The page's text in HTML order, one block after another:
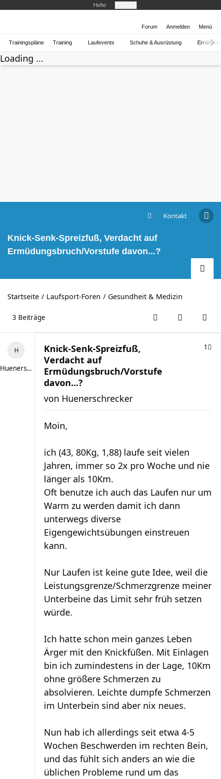
Hefte
Forum Anmelden Menü
Trainingspläne Training Laufevents Schuhe & Ausrüstung
Loading ...
Kontakt
Knick-Senk-Spreizfuß, Verdacht auf
Ermüdungsbruch/Vorstufe davon...?
Startseite Laufsport-Foren Gesundheit & Medizin
3 Beiträge
Huenerschrecker
Knick-Senk-Spreizfuß,
Verdacht auf
Ermüdungsbruch/Vorstufe
davon...?
1
von Huenerschrecker
Moin,
ich (43, 80Kg, 1,88) laufe seit vielen
Jahren, immer so 2x pro Woche und nie
länger als 10Km.
Oft benutze ich auch das Laufen nur um
Warm zu werden damit ich dann
unterwegs diverse
Eigengewichtsübungen einstreuen
kann.
Nur Laufen ist keine gute Idee, weil die
Leistungsgrenze/Schmerzgrenze meiner
Unterbeine das Limit sehr früh setzen
würde.
Ich hatte schon mein ganzes Leben
Ärger mit den Knickfüßen. Mit Einlagen
bin ich zumindestens in der Lage, 10Km
ohne größere Schmerzen zu
absolvieren. Leichte dumpfe Schmerzen
im Unterbein sind aber nix neues.
Nun hab ich allerdings seit etwa 4-5
Wochen Beschwerden im rechten Bein,
und das fühlt sich anders an wie die
üblichen Probleme rund um das